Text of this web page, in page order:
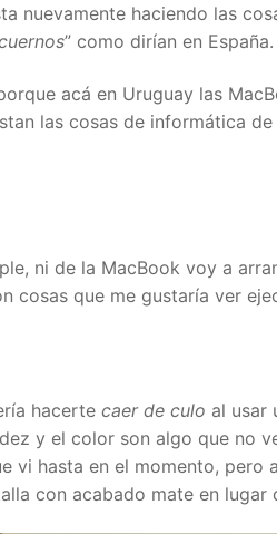
nuevamente haciendo las
” como dirían en España.
acá en Uruguay las
las cosas de informática
ni de la MacBook voy a
cosas que me gustaría ver
hacerte caer de culo al usar
y el color son algo que no
vi hasta en el momento, pero
con acabado mate en lugar